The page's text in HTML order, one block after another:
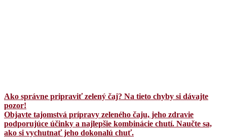
Ako správne pripraviť zelený čaj? Na tieto chyby si dávajte
pozor!
Objavte tajomstvá prípravy zeleného čaju, jeho zdravie
podporujúce účinky a najlepšie kombinácie chutí. Naučte sa,
ako si vychutnať jeho dokonalú chuť.